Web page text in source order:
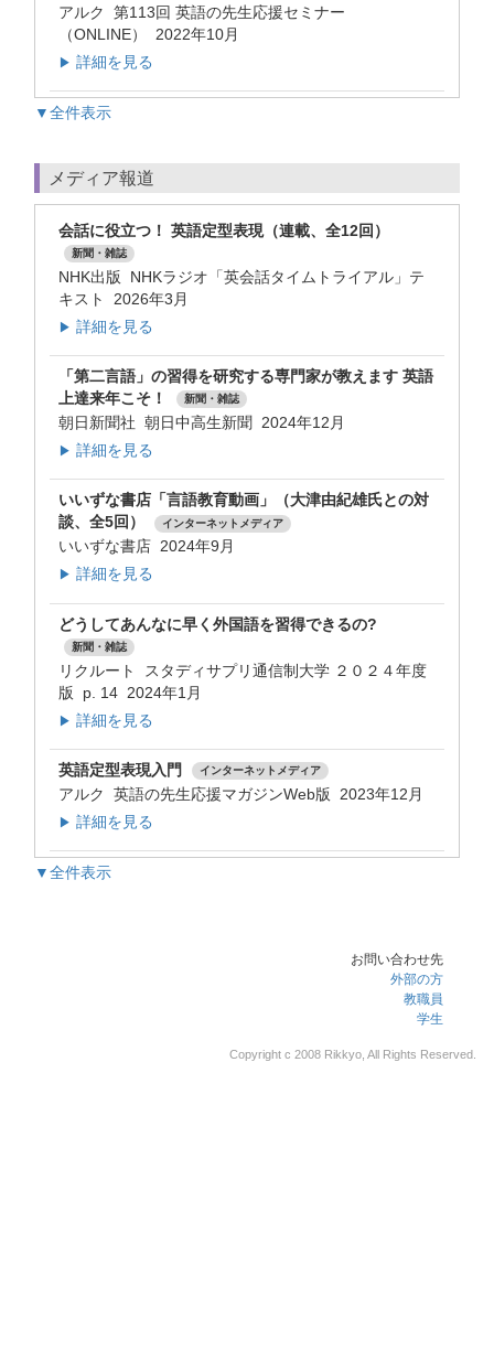
アルク 第113回 英語の先生応援セミナー
（ONLINE） 2022年10月
▶ 詳細を見る
▼全件表示
メディア報道
会話に役立つ！ 英語定型表現（連載、全12回）
新聞・雑誌
NHK出版 NHKラジオ「英会話タイムトライアル」テ
キスト 2026年3月
▶ 詳細を見る
「第二言語」の習得を研究する専門家が教えます 英語
上達来年こそ！
新聞・雑誌
朝日新聞社 朝日中高生新聞 2024年12月
▶ 詳細を見る
いいずな書店「言語教育動画」（大津由紀雄氏との対
談、全5回）
インターネットメディア
いいずな書店 2024年9月
▶ 詳細を見る
どうしてあんなに早く外国語を習得できるの?
新聞・雑誌
リクルート スタディサプリ通信制大学 ２０２４年度
版 p. 14 2024年1月
▶ 詳細を見る
英語定型表現入門 インターネットメディア
アルク 英語の先生応援マガジンWeb版 2023年12月
▶ 詳細を見る
▼全件表示
お問い合わせ先
外部の方
教職員
学生
Copyright c 2008 Rikkyo, All Rights Reserved.